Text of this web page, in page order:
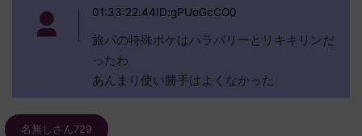
01:33:22.44ID:gPUoGcCO0
旅パの特殊ポケはハラバリーとリキキリンだ
ったわ
あんまり使い勝手はよくなかった
名無しさん729